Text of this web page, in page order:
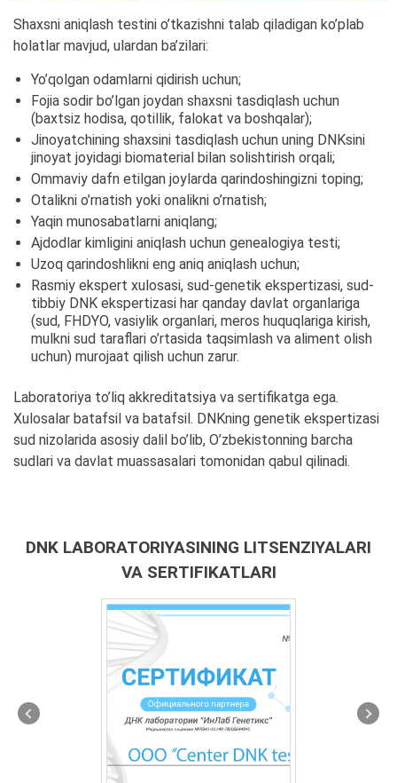
Shaxsni aniqlash testini o’tkazishni talab qiladigan ko’plab
holatlar mavjud, ulardan ba’zilari:
Yo’qolgan odamlarni qidirish uchun;
Fojia sodir bo’lgan joydan shaxsni tasdiqlash uchun
(baxtsiz hodisa, qotillik, falokat va boshqalar);
Jinoyatchining shaxsini tasdiqlash uchun uning DNKsini
jinoyat joyidagi biomaterial bilan solishtirish orqali;
Ommaviy dafn etilgan joylarda qarindoshingizni toping;
Otalikni o’rnatish yoki onalikni o’rnatish;
Yaqin munosabatlarni aniqlang;
Ajdodlar kimligini aniqlash uchun genealogiya testi;
Uzoq qarindoshlikni eng aniq aniqlash uchun;
Rasmiy ekspert xulosasi, sud-genetik ekspertizasi, sud-
tibbiy DNK ekspertizasi har qanday davlat organlariga
(sud, FHDYO, vasiylik organlari, meros huquqlariga kirish,
mulkni sud taraflari o’rtasida taqsimlash va aliment olish
uchun) murojaat qilish uchun zarur.
Laboratoriya to’liq akkreditatsiya va sertifikatga ega.
Xulosalar batafsil va batafsil. DNKning genetik ekspertizasi
sud nizolarida asosiy dalil bo’lib, O’zbekistonning barcha
sudlari va davlat muassasalari tomonidan qabul qilinadi.
DNK LABORATORIYASINING LITSENZIYALARI
VA SERTIFIKATLARI